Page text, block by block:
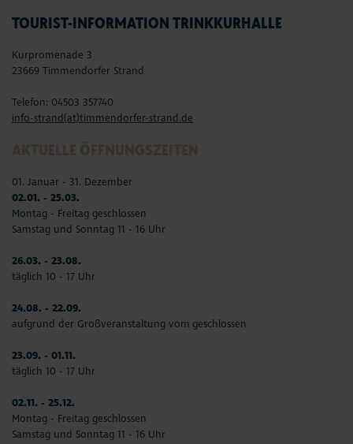
TOURIST-INFORMATION TRINKKURHALLE
Kurpromenade 3
23669 Timmendorfer Strand
Telefon: 04503 357740
info-strand(at)timmendorfer-strand.de
01. Januar - 31. Dezember
02.01. - 25.03.
Montag - Freitag geschlossen
Samstag und Sonntag 11 - 16 Uhr
26.03. - 23.08.
täglich 10 - 17 Uhr
24.08. - 22.09.
aufgrund der Großveranstaltung vom geschlossen
23.09. - 01.11.
täglich 10 - 17 Uhr
02.11. - 25.12.
Montag - Freitag geschlossen
Samstag und Sonntag 11 - 16 Uhr